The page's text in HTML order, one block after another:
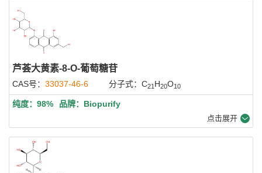
芦荟大黄素-8-O-葡萄糖苷
CAS号： 33037-46-6 分子式：C21 H20O10
纯度：98% 品牌：Biopurify
点击展开